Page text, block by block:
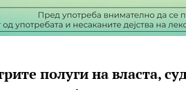
полуги на власта,